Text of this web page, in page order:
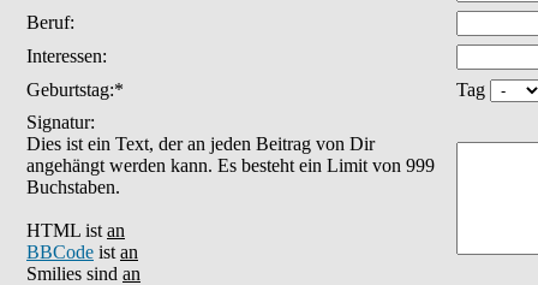
Beruf:
Interessen:
Geburtstag:*
Tag
Signatur:
Dies ist ein Text, der an jeden Beitrag von Dir
angehängt werden kann. Es besteht ein Limit von 999
Buchstaben.
HTML ist an
BBCode ist an
Smilies sind an